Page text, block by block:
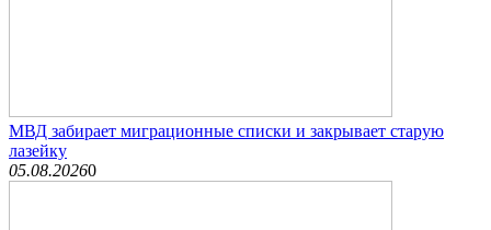
МВД забирает миграционные списки и закрывает старую
лазейку
05.08.20260